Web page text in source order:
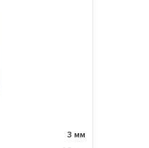
3 мм